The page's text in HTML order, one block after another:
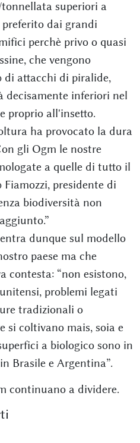
superiori a
dai grandi
perchè privo o quasi
che vengono
di attacchi di piralide,
decisamente inferiori nel
proprio all'insetto.
ha provocato la dura
gli Ogm le nostre
a quelle di tutto il
presidente di
biodiversità non
dunque sul modello
paese ma che
contesta: “non esistono,
problemi legati
tradizionali o
si coltivano mais, soia e
a biologico sono in
Brasile e Argentina”.
continuano a dividere.